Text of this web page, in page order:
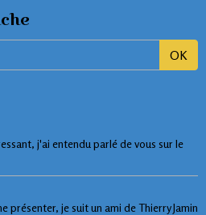
OK
j'ai entendu parlé de vous sur le
présenter, je suit un ami de Thierry Jamin